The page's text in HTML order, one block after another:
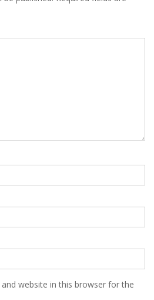
website in this browser for the